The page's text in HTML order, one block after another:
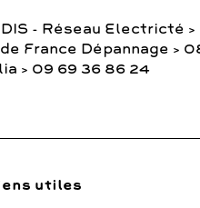
- Réseau Electricté >
de France Dépannage >
> 09 69 36 86 24
utiles